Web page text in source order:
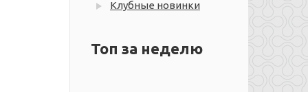
Клубные новинки
Топ за неделю